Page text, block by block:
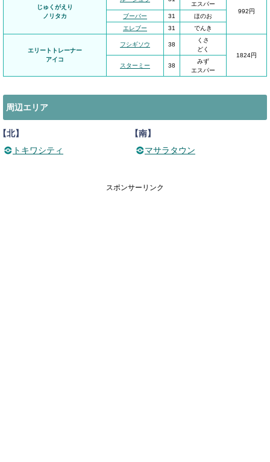
じゅくがえり
ノリタカ
エスパー
992円
ブーバー 31
ほのお
エレブー
31 でんき
エリートトレーナー
アイコ
フシギソウ 38
くさ
どく
1824円
スターミー
38
みず
エスパー
周辺エリア
北】
トキワシティ
【南】
マサラタウン
スポンサーリンク